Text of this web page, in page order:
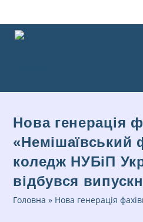
Нова генерація
«Немішаївський
коледж НУБіП
відбувся
Головна » Нова генерація